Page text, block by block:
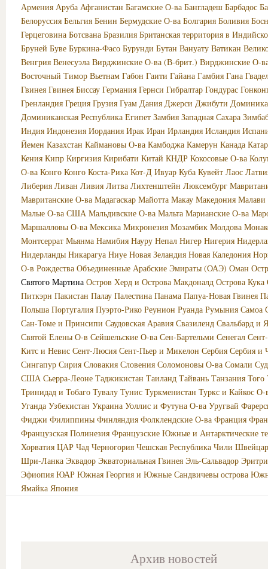
Армения Аруба Афганистан Багамские О-ва Бангладеш Барбадос
Белоруссия Бельгия Бенин Бермудские О-ва Болгария Боливия
Герцеговина Ботсвана Бразилия Британская территория в
Бруней Буве Буркина-Фасо Бурунди Бутан Вануату Ватикан
Венгрия Венесуэла Вирджинские О-ва (В-брит.) Вирджинские О-
Восточный Тимор Вьетнам Габон Гаити Гайана Гамбия Гана
Гвинея Гвинея Биссау Германия Гернси Гибралтар Гондурас
Гренландия Греция Грузия Гуам Дания Джерси Джибути Доминика
Доминиканская Республика Египет Замбия Западная Сахара
Индия Индонезия Иордания Ирак Иран Ирландия Исландия
Йемен Казахстан Каймановы О-ва Камбоджа Камерун Канада Катар
Кения Кипр Киргизия Кирибати Китай КНДР Кокосовые О-ва
О-ва Конго Конго Коста-Рика Кот-Д Ивуар Куба Кувейт Лаос
Либерия Ливан Ливия Литва Лихтенштейн Люксембург
Мавританские О-ва Мадагаскар Майотта Макау Македония Малави
Малые О-ва США Мальдивские О-ва Мальта Марианские О-ва
Маршалловы О-ва Мексика Микронезия Мозамбик Молдова
Монтсеррат Мьянма Намибия Науру Непал Нигер Нигерия
Нидерланды Никарагуа Ниуе Новая Зеландия Новая Каледония
О-в Рождества Объединенные Арабские Эмираты (ОАЭ) Оман
Святого Мартина Остров Херд и Острова Макдоналд Острова Кука
Питкэрн Пакистан Палау Палестина Панама Папуа-Новая Гвинея
Польша Португалия Пуэрто-Рико Реунион Руанда Румыния Самоа
Сан-Томе и Принсипи Саудовская Аравия Свазиленд Свальбард и
Святой Елены О-в Сейшельские О-ва Сен-Бартельми Сенегал
Китс и Невис Сент-Люсия Сент-Пьер и Микелон Сербия Сербия и
Сингапур Сирия Словакия Словения Соломоновы О-ва Сомали
США Сьерра-Леоне Таджикистан Таиланд Тайвань Танзания Того
Тринидад и Тобаго Тувалу Тунис Туркменистан Туркс и Кайкос О-
Уганда Узбекистан Украина Уоллис и Футуна О-ва Уругвай
Фиджи Филиппины Финляндия Фолклендские О-ва Франция
Французская Полинезия Французские Южные и Антарктические
Хорватия ЦАР Чад Черногория Чешская Республика Чили
Шри-Ланка Эквадор Экваториальная Гвинея Эль-Сальвадор
Эфиопия ЮАР Южная Георгия и Южные Сандвичевы острова
Ямайка Япония
Архив новостей